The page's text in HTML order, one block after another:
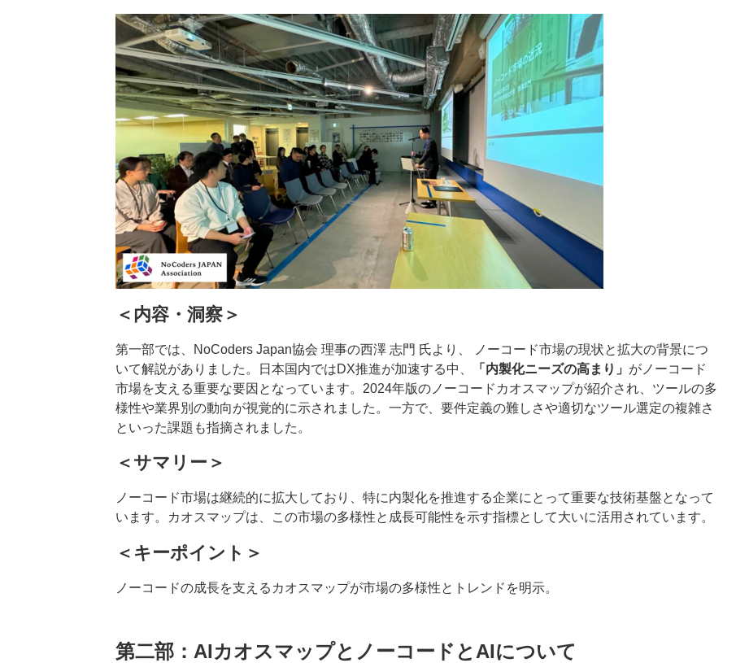
＜内容・洞察＞
第一部では、NoCoders Japan協会 理事の西澤 志門 氏より、 ノーコード市場の現状と拡大の背景につ
いて解説がありました。日本国内ではDX推進が加速する中、
「内製化ニーズの高まり」 がノーコード
市場を支える重要な要因となっています。2024年版のノーコードカオスマップが紹介され、ツールの多
様性や業界別の動向が視覚的に示されました。一方で、要件定義の難しさや適切なツール選定の複雑さ
といった課題も指摘されました。
＜サマリー＞
ノーコード市場は継続的に拡大しており、特に内製化を推進する企業にとって重要な技術基盤となって
います。カオスマップは、この市場の多様性と成長可能性を示す指標として大いに活用されています。
＜キーポイント＞
ノーコードの成長を支えるカオスマップが市場の多様性とトレンドを明示。
第二部：AIカオスマップとノーコードとAIについて